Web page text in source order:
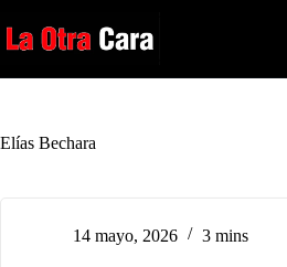
al
contenido
Elías Bechara
14 mayo, 2026 3 mins